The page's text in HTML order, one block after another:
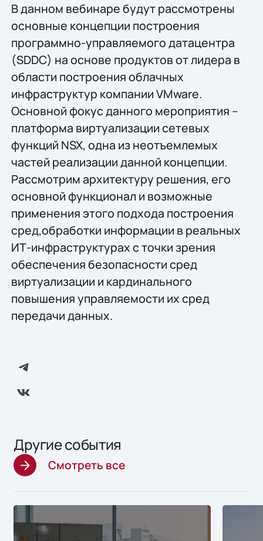
В данном вебинаре будут рассмотрены
основные концепции построения
программно-управляемого датацентра
(SDDC) на основе продуктов от лидера в
области построения облачных
инфраструктур компании VMware.
Основной фокус данного мероприятия –
платформа виртуализации сетевых
функций NSX, одна из неотъемлемых
частей реализации данной концепции.
Рассмотрим архитектуру решения, его
основной функционал и возможные
применения этого подхода построения
сред,обработки информации в реальных
ИТ-инфраструктурах с точки зрения
обеспечения безопасности сред
виртуализации и кардинального
повышения управляемости их сред
передачи данных.
Другие события
Смотреть все